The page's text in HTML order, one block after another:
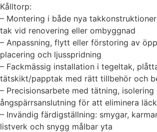
Kålltorp:
– Montering i både nya
tak vid renovering eller ombyggnad
– Anpassning, flytt eller förstoring av
placering och ljusspridning
– Fackmässig installation i tegeltak,
tätskikt/papptak med rätt tillbehör och
– Precisionsarbete med tätning,
ångspärrsanslutning för att eliminera
– Invändig färdigställning: smygar,
listverk och snygg målbar yta